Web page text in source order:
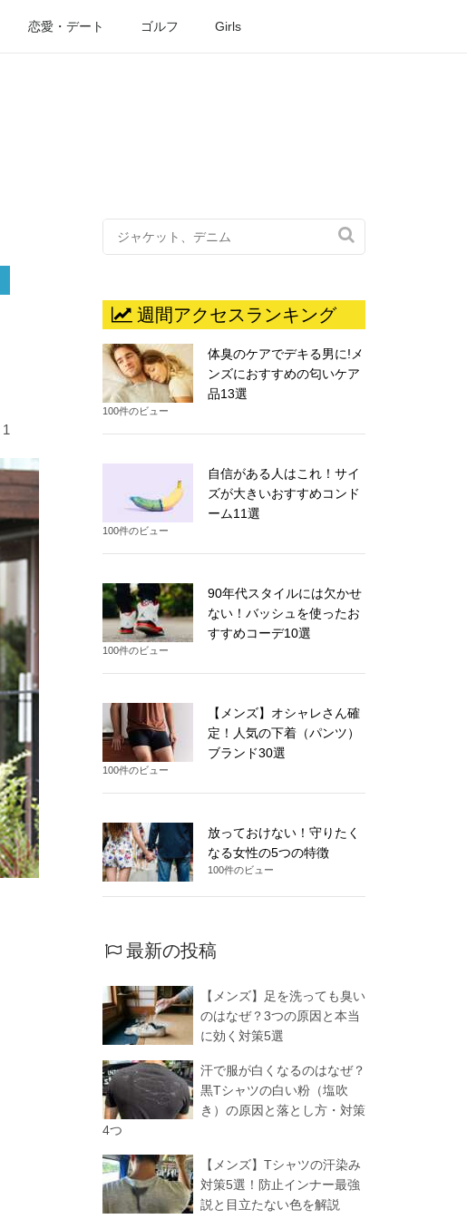
恋愛・デート ゴルフ Girls
1

週間アクセスランキング
体臭のケアでデキる男に!メ
ンズにおすすめの匂いケア
品13選
100件のビュー
自信がある人はこれ！サイ
ズが大きいおすすめコンド
ーム11選
100件のビュー
90年代スタイルには欠かせ
ない！バッシュを使ったお
すすめコーデ10選
100件のビュー
【メンズ】オシャレさん確
定！人気の下着（パンツ）
ブランド30選
100件のビュー
放っておけない！守りたく
なる女性の5つの特徴
100件のビュー
最新の投稿
【メンズ】足を洗っても臭い
のはなぜ？3つの原因と本当
に効く対策5選
汗で服が白くなるのはなぜ？
黒Tシャツの白い粉（塩吹
き）の原因と落とし方・対策
4つ
【メンズ】Tシャツの汗染み
対策5選！防止インナー最強
説と目立たない色を解説